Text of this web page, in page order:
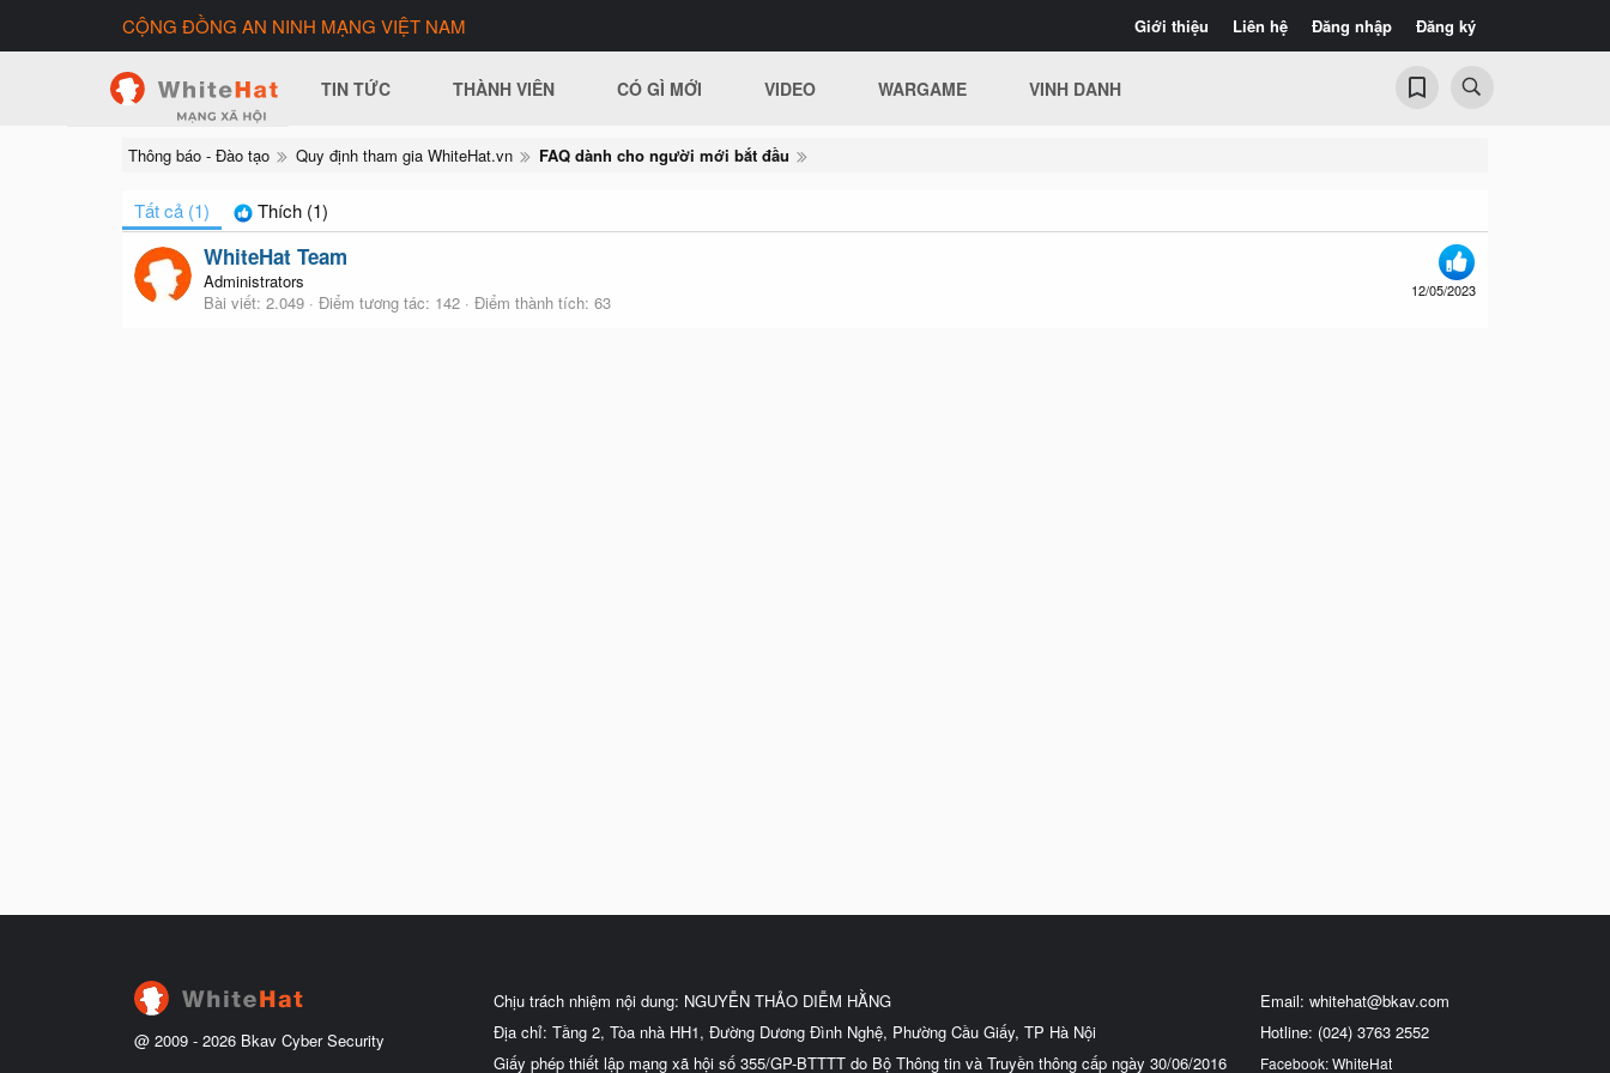
Giới thiệu Liên hệ Đăng nhập Đăng ký
CỘNG ĐỒNG AN NINH MẠNG VIỆT NAM
TIN TỨC THÀNH VIÊN CÓ GÌ MỚI VIDEO WARGAME VINH DANH
Thông báo - Đào tạo Quy định tham gia WhiteHat.vn FAQ dành cho người mới bắt đầu
Tất cả (1) Thích (1)
12/05/2023
WhiteHat Team
Administrators
Bài viết 2.049 Điểm tương tác 142 Điểm thành tích 63
@ 2009 - 2026 Bkav Cyber Security
Chịu trách nhiệm nội dung: NGUYỄN THẢO DIỄM HẰNG
Địa chỉ: Tầng 2, Tòa nhà HH1, Đường Dương Đình Nghệ, Phường Cầu Giấy, TP Hà Nội
Giấy phép thiết lập mạng xã hội số 355/GP-BTTTT do Bộ Thông tin và Truyền thông cấp ngày 30/06/2016
Email: whitehat@bkav.com
Hotline: (024) 3763 2552
Facebook: WhiteHat